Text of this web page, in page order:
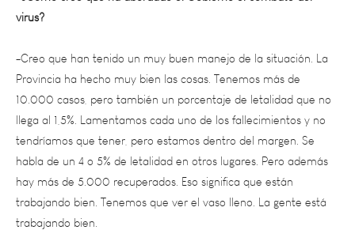
-Creo que han tenido un muy buen manejo de la situación. La
Provincia ha hecho muy bien las cosas. Tenemos más de
10.000 casos, pero también un porcentaje de letalidad que no
llega al 1,5%. Lamentamos cada uno de los fallecimientos y no
tendríamos que tener, pero estamos dentro del margen. Se
habla de un 4 o 5% de letalidad en otros lugares. Pero además
hay más de 5.000 recuperados. Eso significa que están
trabajando bien. Tenemos que ver el vaso lleno. La gente está
trabajando bien.